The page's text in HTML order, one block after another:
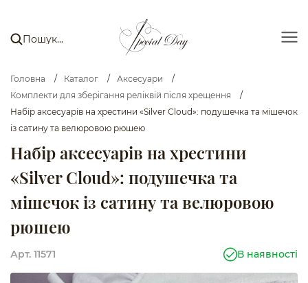
Головна / Каталог / Аксесуари
/
Комплекти для зберігання реліквій після хрещення
/
Набір аксесуарів на хрестини «Silver Cloud»: подушечка та мішечок
із сатину та велюровою рюшею
Набір аксесуарів на хрестини
«Silver Cloud»: подушечка та
мішечок із сатину та велюровою
рюшею
Арт. 11571 В наявності